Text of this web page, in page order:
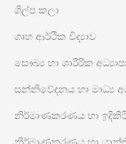
ශිල්ප කලා
ගෘහ ආර්ථික විද්‍යාව
සෞඛ්‍ය හා ශාරීරික
සන්නිවේදනය හා මාධ්‍ය
නිර්මාණකරණය හා